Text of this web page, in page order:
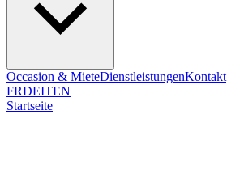
Occasion & MieteDienstleistungenKontakt
FRDEITEN
Startseite